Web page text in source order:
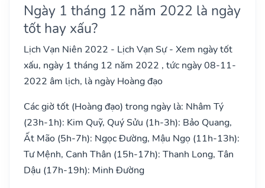
Ngày 1 tháng 12 năm 2022 là ngày
tốt hay xấu?
Lịch Vạn Niên 2022 - Lịch Vạn Sự - Xem ngày tốt
xấu, ngày 1 tháng 12 năm 2022 , tức ngày 08-11-
2022 âm lịch, là ngày Hoàng đạo
Các giờ tốt (Hoàng đạo) trong ngày là: Nhâm Tý
(23h-1h): Kim Quỹ, Quý Sửu (1h-3h): Bảo Quang,
Ất Mão (5h-7h): Ngọc Đường, Mậu Ngọ (11h-13h):
Tư Mệnh, Canh Thân (15h-17h): Thanh Long, Tân
Dậu (17h-19h): Minh Đường